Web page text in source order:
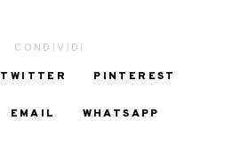
CONDIVIDI
TWITTER PINTEREST
EMAIL WHATSAPP